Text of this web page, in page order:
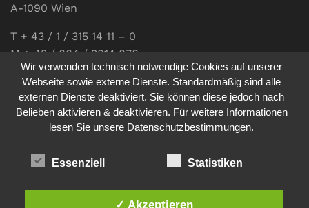
A-1090 Wien
T + 43 / 1 / 315 14 11 – 0
M + 43 / 664 / 2014 076
E-Mail:office@communications.co.at
Homepage:www.communications.co.at
UID: ATU 811 196 56
Sabine Pöhacker MSc.
Wir verwenden technisch notwendige Cookies auf unserer
Webseite sowie externe Dienste. Standardmäßig sind alle
externen Dienste deaktiviert. Sie können diese jedoch nach
Belieben aktivieren & deaktivieren. Für weitere Informationen
lesen Sie unsere Datenschutzbestimmungen.
Essenziell Statistiken
✓ Akzeptieren